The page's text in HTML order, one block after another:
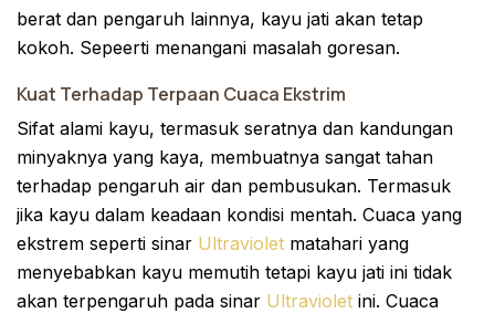
berat dan pengaruh lainnya, kayu jati akan tetap
kokoh. Sepeerti menangani masalah goresan.
Kuat Terhadap Terpaan Cuaca Ekstrim
Sifat alami kayu, termasuk seratnya dan kandungan
minyaknya yang kaya, membuatnya sangat tahan
terhadap pengaruh air dan pembusukan. Termasuk
jika kayu dalam keadaan kondisi mentah. Cuaca yang
ekstrem seperti sinar Ultraviolet matahari yang
menyebabkan kayu memutih tetapi kayu jati ini tidak
akan terpengaruh pada sinar Ultraviolet ini. Cuaca